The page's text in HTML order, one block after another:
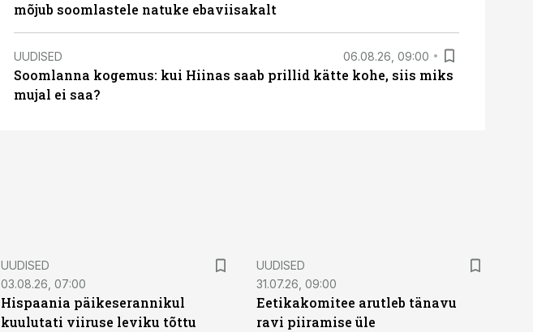
mõjub soomlastele natuke ebaviisakalt
UUDISED 06.08.26, 09:00
Soomlanna kogemus: kui Hiinas saab prillid kätte kohe, siis miks
mujal ei saa?
UUDISED
03.08.26, 07:00
Hispaania päikeserannikul
kuulutati viiruse leviku tõttu
UUDISED
31.07.26, 09:00
Eetikakomitee arutleb tänavu
ravi piiramise üle